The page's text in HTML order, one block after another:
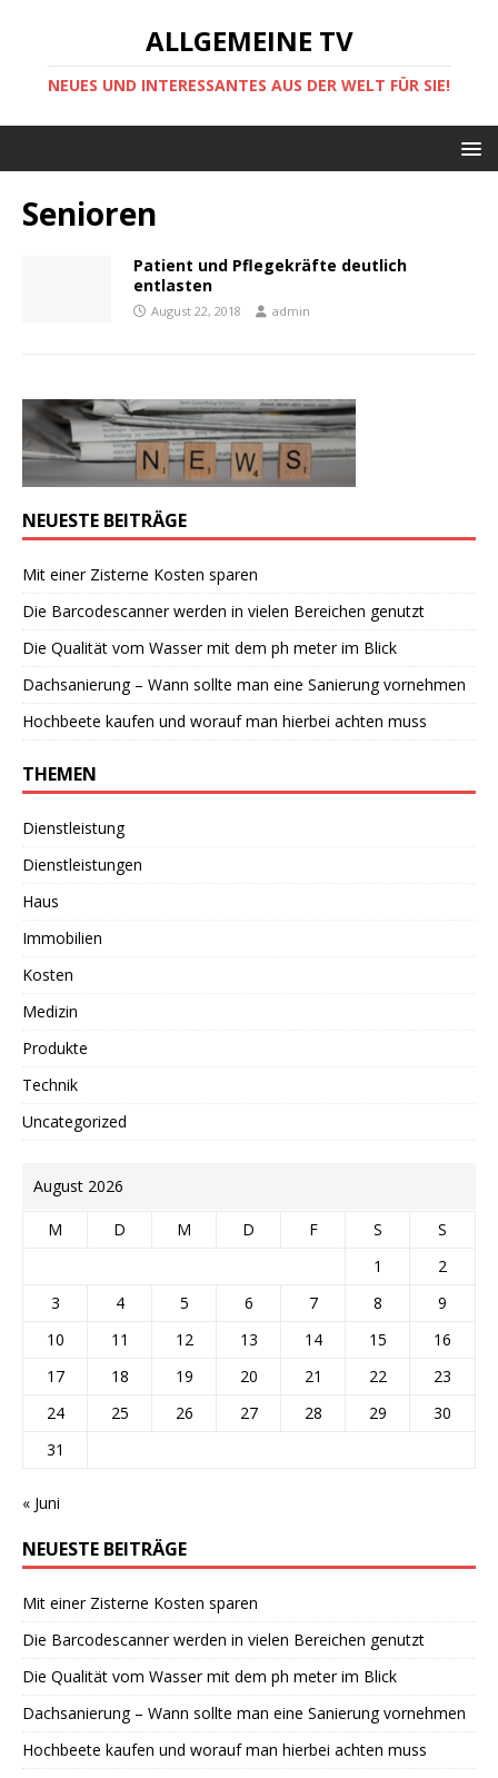
ALLGEMEINE TV
NEUES UND INTERESSANTES AUS DER WELT FÜR SIE!
Senioren
Patient und Pflegekräfte deutlich
entlasten
August 22, 2018 admin
NEUESTE BEITRÄGE
Mit einer Zisterne Kosten sparen
Die Barcodescanner werden in vielen Bereichen genutzt
Die Qualität vom Wasser mit dem ph meter im Blick
Dachsanierung – Wann sollte man eine Sanierung vornehmen
Hochbeete kaufen und worauf man hierbei achten muss
THEMEN
Dienstleistung
Dienstleistungen
Haus
Immobilien
Kosten
Medizin
Produkte
Technik
Uncategorized
August 2026
M D M D F S
S
1
2
3
4 5 6 7 8
9
10
11 12 13 14 15
16
17
18 19 20 21 22
23
24
25 26 27 28 29
30
31
« Juni
NEUESTE BEITRÄGE
Mit einer Zisterne Kosten sparen
Die Barcodescanner werden in vielen Bereichen genutzt
Die Qualität vom Wasser mit dem ph meter im Blick
Dachsanierung – Wann sollte man eine Sanierung vornehmen
Hochbeete kaufen und worauf man hierbei achten muss